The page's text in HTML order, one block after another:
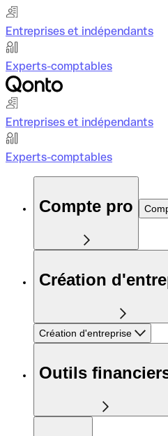
Entreprises et indépendants
Experts-comptables
Entreprises et indépendants
Experts-comptables
Compte pro
Création
Création d'entreprise
Outils